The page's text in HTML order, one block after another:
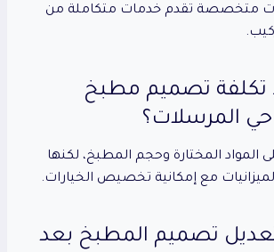
متخصصة تقدم خدمات متكاملة من
تصميم مطبخ
المرسلات؟
المواد المختارة وحجم المطبخ، لكنها
مع إمكانية تخصيص الخيارات.
تصميم المطبخ بعد